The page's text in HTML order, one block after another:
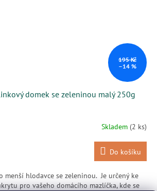
195 Kč
–14 %
domek se zeleninou malý 250g
Skladem (2 ks)
Do košíku
menší hlodavce se zeleninou. Je určený ke
pro vašeho domácího mazlíčka, kde se